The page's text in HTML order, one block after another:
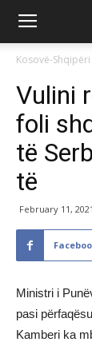
Kosovë-Shqipëri
Vulini
foli
të
të
February 11, 2021
Ministri i
pasi
Kamberi ka